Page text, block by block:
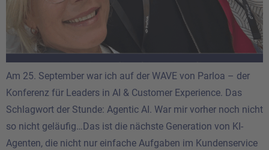
Am 25. September war ich auf der WAVE von Parloa – der
Konferenz für Leaders in AI & Customer Experience. Das
Schlagwort der Stunde: Agentic AI. War mir vorher noch nicht
so nicht geläufig…Das ist die nächste Generation von KI-
Agenten, die nicht nur einfache Aufgaben im Kundenservice